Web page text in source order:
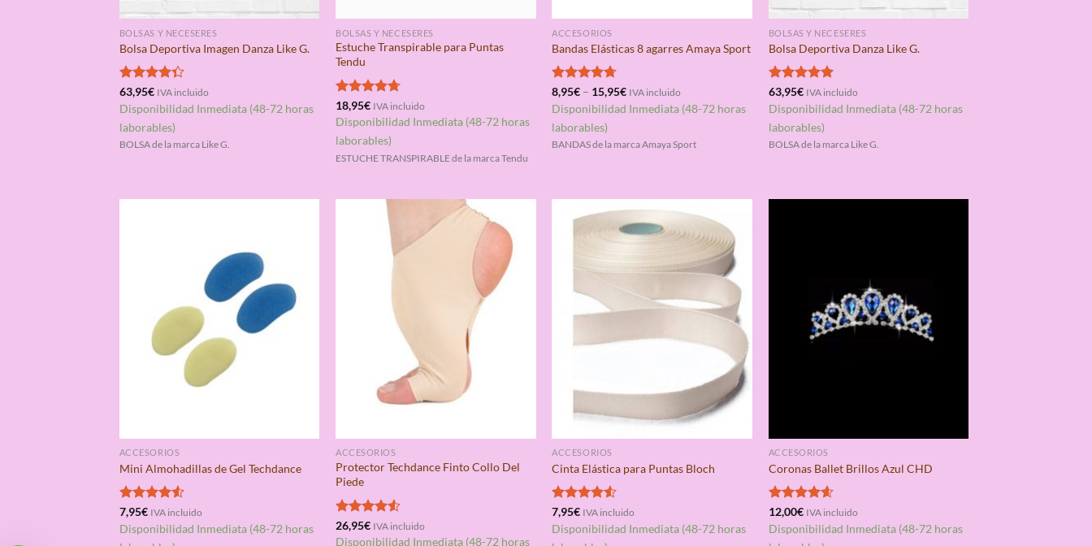
BOLSAS Y NECESERES
Bolsa Deportiva Imagen Danza Like G.
Valorado
con 4.33
de 5
63,95€ IVA incluido
Disponibilidad Inmediata (48-72 horas
laborables)
BOLSA de la marca Like G.
BOLSAS Y NECESERES
Estuche Transpirable para Puntas
Tendu
Valorado
con4.67
de 5
18,95€ IVA incluido
Disponibilidad Inmediata (48-72 horas
laborables)
ESTUCHE TRANSPIRABLE de la marca Tendu
ACCESORIOS
Bandas Elásticas 8 agarres Amaya Sport
Valorado
con4.67
de 5
8,95€ – 15,95€ IVA incluido
Disponibilidad Inmediata (48-72 horas
laborables)
BANDAS de la marca Amaya Sport
BOLSAS Y NECESERES
Bolsa Deportiva Danza Like G.
Valorado
con 5.00
de 5
63,95€ IVA incluido
Disponibilidad Inmediata (48-72 horas
laborables)
BOLSA de la marca Like G.
ACCESORIOS
Mini Almohadillas de Gel Techdance
Valorado
con 4.50
de 5
7,95€ IVA incluido
Disponibilidad Inmediata (48-72 horas
ACCESORIOS
Protector Techdance Finto Collo Del
Piede
Valorado
con4.50
26,95€ IVA incluido
Disponibilidad Inmediata (48-72 horas
ACCESORIOS
Cinta Elástica para Puntas Bloch
Valorado
con4.50
de 5
7,95€ IVA incluido
Disponibilidad Inmediata (48-72 horas
ACCESORIOS
Coronas Ballet Brillos Azul CHD
Valorado
con 4.60
de 5
12,00€ IVA incluido
Disponibilidad Inmediata (48-72 horas